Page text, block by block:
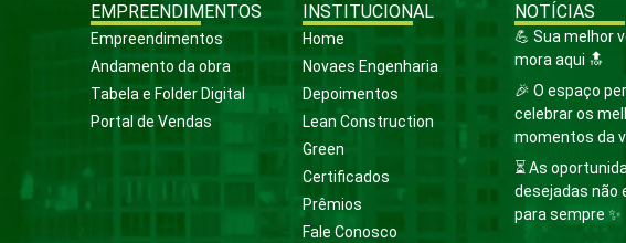
EMPREENDIMENTOS
Empreendimentos
Andamento da obra
Tabela e Folder Digital
Portal de Vendas
INSTITUCIONAL
Home
Novaes Engenharia
Depoimentos
Lean Construction
Green
Certificados
Prêmios
Fale Conosco
NOTÍCIAS
💪 Sua melhor
mora aqui 🔝
🎉 O espaço
celebrar os
momentos da
⏳ As
desejadas não
para sempre ✨